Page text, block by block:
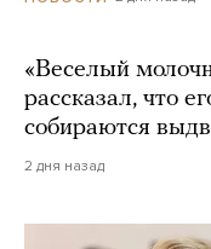
«Веселый
рассказал, что
собираются
2 дня назад